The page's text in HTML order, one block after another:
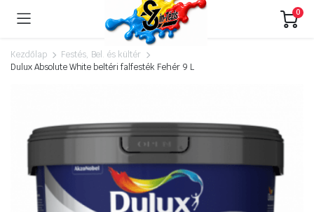
0
Kezdőlap
Festés, Bel. és kültér
Dulux Absolute White beltéri falfesték Fehér 9 L